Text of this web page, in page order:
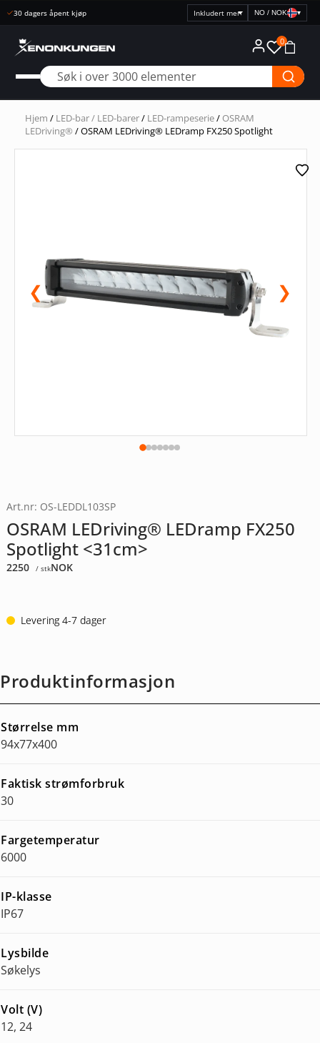
Velg
NO / NOK ▾
0
Hjem / LED-bar / LED-barer/ LED-rampeserie/ OSRAM
LEDriving® / OSRAM LEDriving® LEDramp FX250 Spotlight
❮ ❯
Art.nr: OS-LEDDL103SP
OSRAM LEDriving® LEDramp FX250
Spotlight <31cm>
2250 / stkNOK
Levering 4-7 dager
Produktinformasjon
Størrelse mm
94x77x400
Faktisk strømforbruk
30
Fargetemperatur
6000
IP-klasse
IP67
Lysbilde
Søkelys
Volt (V)
12, 24